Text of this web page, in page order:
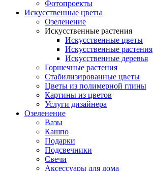
Фотопроекты
Искусственные цветы
Озеленение
Искусственные растения
Искусственные цветы
Искусственные растения
Искусственные деревья
Горшечные растения
Стабилизированные цветы
Цветы из полимерной глины
Картины из цветов
Услуги дизайнера
Озеленение
Вазы
Кашпо
Подарки
Подсвечники
Свечи
Аксессуары для дома